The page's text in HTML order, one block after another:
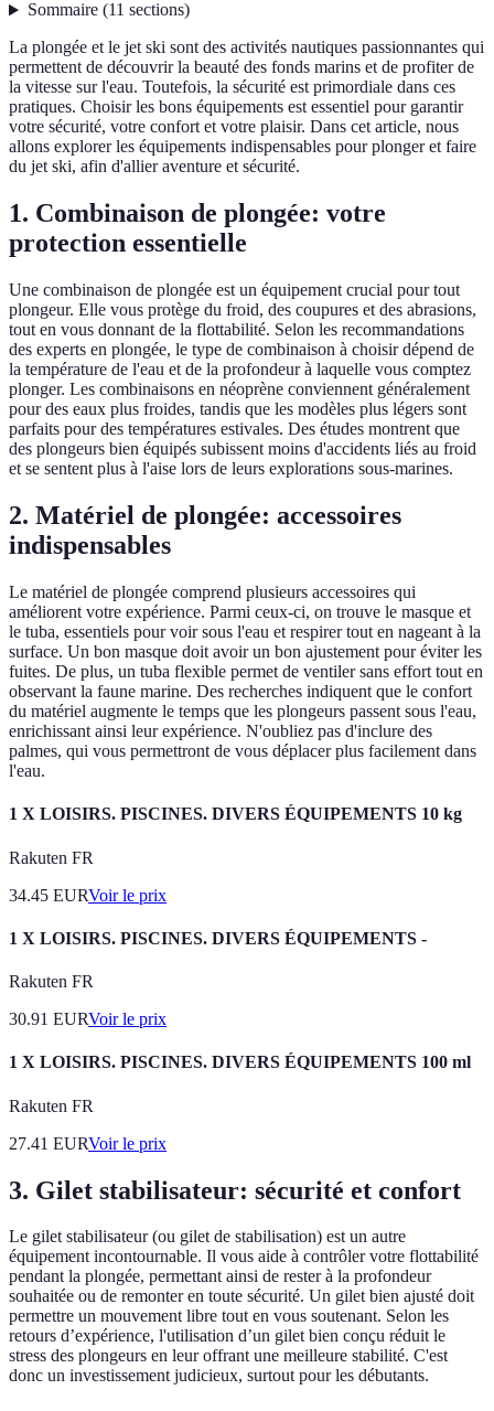
Sommaire(11 sections)
La plongée et le jet ski sont des activités nautiques passionnantes qui
permettent de découvrir la beauté des fonds marins et de profiter de
la vitesse sur l'eau. Toutefois, la sécurité est primordiale dans ces
pratiques. Choisir les bons équipements est essentiel pour garantir
votre sécurité, votre confort et votre plaisir. Dans cet article, nous
allons explorer les équipements indispensables pour plonger et faire
du jet ski, afin d'allier aventure et sécurité.
1. Combinaison de plongée: votre
protection essentielle
Une combinaison de plongée est un équipement crucial pour tout
plongeur. Elle vous protège du froid, des coupures et des abrasions,
tout en vous donnant de la flottabilité. Selon les recommandations
des experts en plongée, le type de combinaison à choisir dépend de
la température de l'eau et de la profondeur à laquelle vous comptez
plonger. Les combinaisons en néoprène conviennent généralement
pour des eaux plus froides, tandis que les modèles plus légers sont
parfaits pour des températures estivales. Des études montrent que
des plongeurs bien équipés subissent moins d'accidents liés au froid
et se sentent plus à l'aise lors de leurs explorations sous-marines.
2. Matériel de plongée: accessoires
indispensables
Le matériel de plongée comprend plusieurs accessoires qui
améliorent votre expérience. Parmi ceux-ci, on trouve le masque et
le tuba, essentiels pour voir sous l'eau et respirer tout en nageant à la
surface. Un bon masque doit avoir un bon ajustement pour éviter les
fuites. De plus, un tuba flexible permet de ventiler sans effort tout en
observant la faune marine. Des recherches indiquent que le confort
du matériel augmente le temps que les plongeurs passent sous l'eau,
enrichissant ainsi leur expérience. N'oubliez pas d'inclure des
palmes, qui vous permettront de vous déplacer plus facilement dans
l'eau.
1 X LOISIRS. PISCINES. DIVERS ÉQUIPEMENTS 10 kg
Rakuten FR
34.45 EURVoir le prix
1 X LOISIRS. PISCINES. DIVERS ÉQUIPEMENTS -
Rakuten FR
30.91 EURVoir le prix
1 X LOISIRS. PISCINES. DIVERS ÉQUIPEMENTS 100 ml
Rakuten FR
27.41 EURVoir le prix
3. Gilet stabilisateur: sécurité et confort
Le gilet stabilisateur (ou gilet de stabilisation) est un autre
équipement incontournable. Il vous aide à contrôler votre flottabilité
pendant la plongée, permettant ainsi de rester à la profondeur
souhaitée ou de remonter en toute sécurité. Un gilet bien ajusté doit
permettre un mouvement libre tout en vous soutenant. Selon les
retours d’expérience, l'utilisation d’un gilet bien conçu réduit le
stress des plongeurs en leur offrant une meilleure stabilité. C'est
donc un investissement judicieux, surtout pour les débutants.